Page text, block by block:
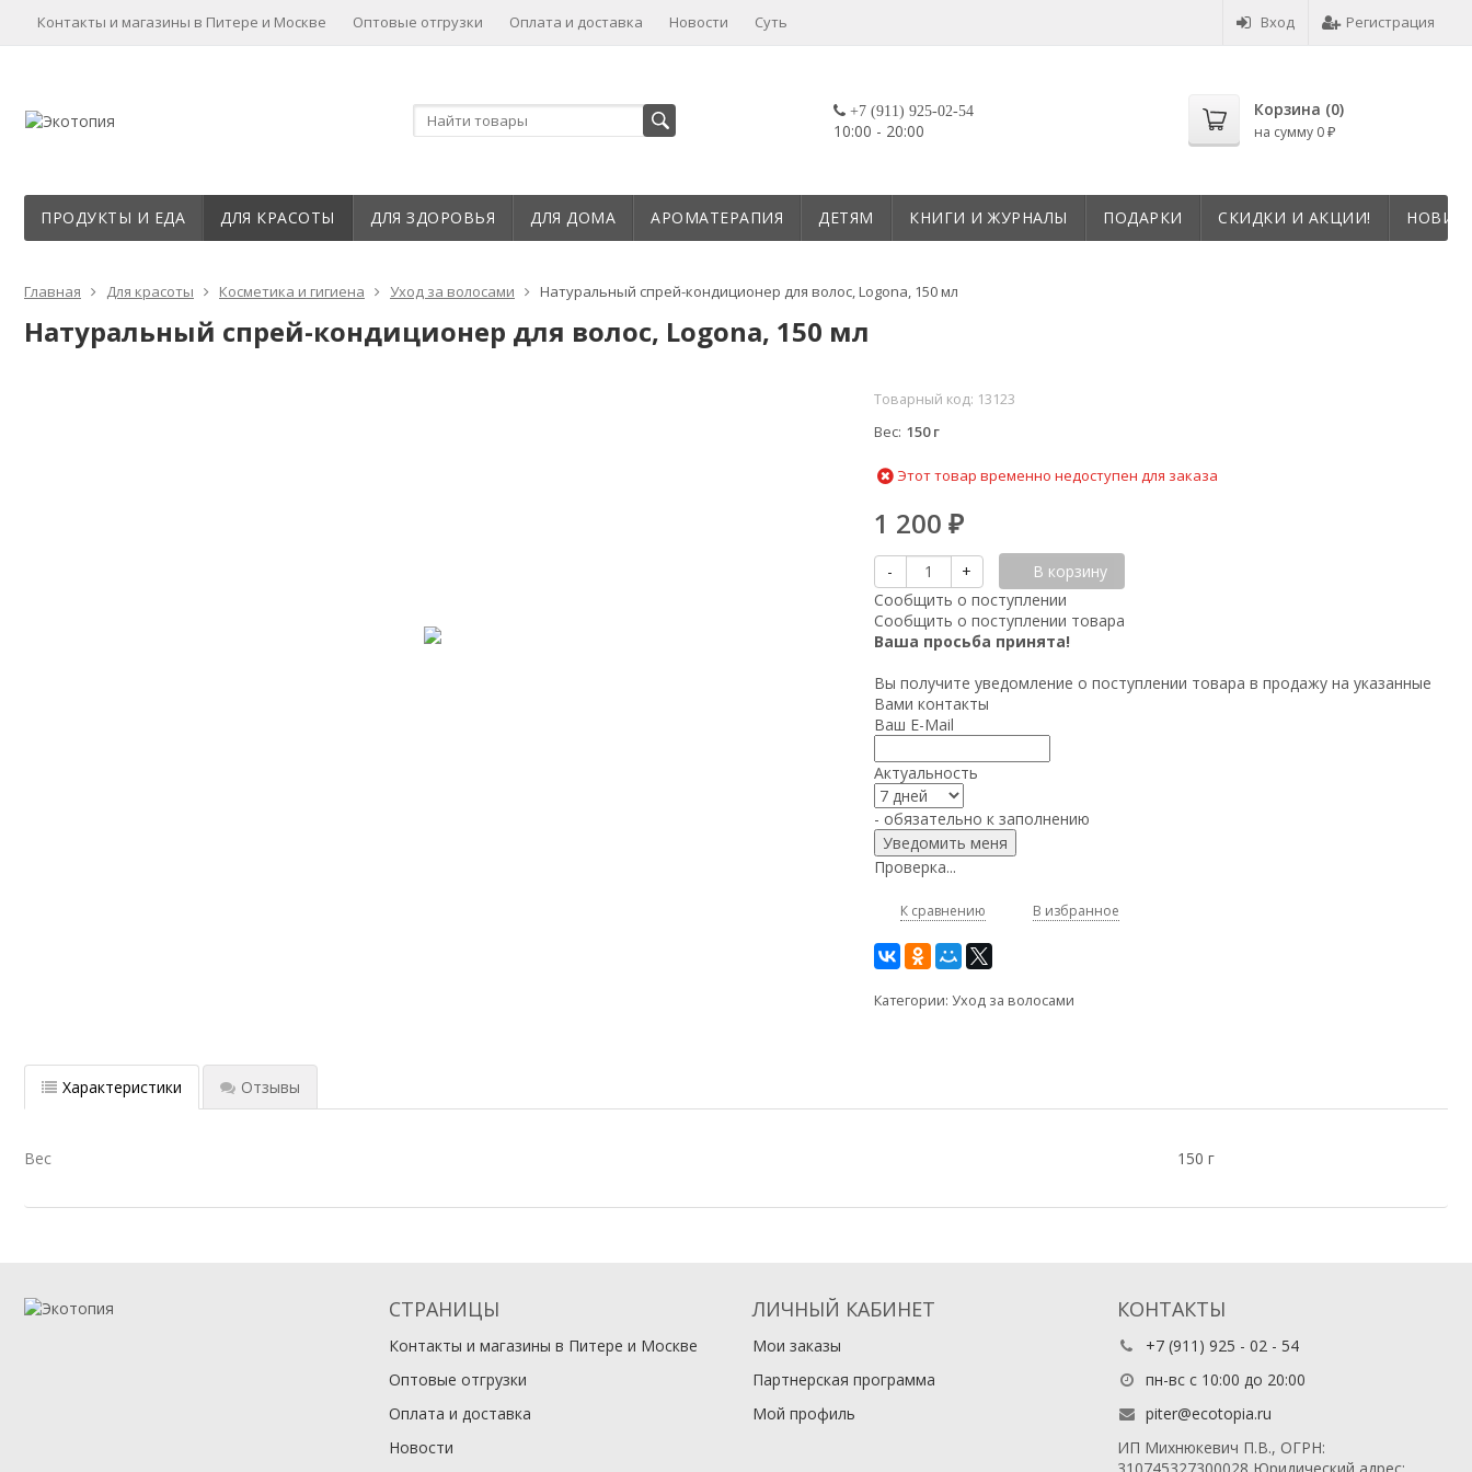
Вход Регистрация
Контакты и магазины в Питере и Москве Оптовые отгрузки Оплата и доставка Новости Суть
+7 (911) 925-02-54
10:00 - 20:00
Корзина (0)
на сумму 0 ₽
ПРОДУКТЫ И ЕДА ДЛЯ КРАСОТЫ ДЛЯ ЗДОРОВЬЯ ДЛЯ ДОМА АРОМАТЕРАПИЯ ДЕТЯМ КНИГИ И ЖУРНАЛЫ ПОДАРКИ СКИДКИ И АКЦИИ!
Главная Для красоты Косметика и гигиена Уход за волосами Натуральный спрей-кондиционер для волос, Logona, 150 мл
Натуральный спрей-кондиционер для волос, Logona, 150 мл
Товарный код: 13123
Вес 150 г
Этот товар временно недоступен для заказа
1 200 ₽
- +
В корзину
Сообщить о поступлении
Сообщить о поступлении товара
Ваша просьба принята!
Вы получите уведомление о поступлении товара в продажу на указанные
Вами контакты
Ваш E-Mail
Актуальность
- обязательно к заполнению
Проверка...
К сравнению В избранное
Категории: Уход за волосами
Характеристики Отзывы
Вес 150 г
СТРАНИЦЫ
Контакты и магазины в Питере и Москве
Оптовые отгрузки
Оплата и доставка
Новости
ЛИЧНЫЙ КАБИНЕТ
Мои заказы
Партнерская программа
Мой профиль
КОНТАКТЫ
+7 (911) 925 - 02 - 54
пн-вс с 10:00 до 20:00
piter@ecotopia.ru
ИП Михнюкевич П.В., ОГРН: